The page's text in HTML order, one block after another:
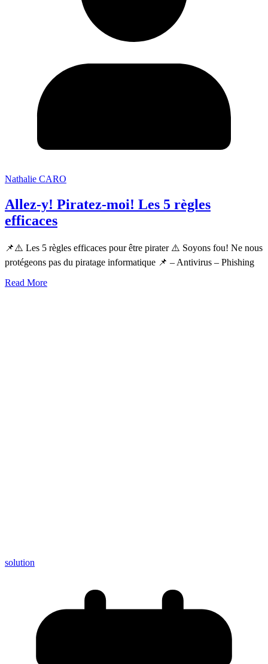
Nathalie CARO
Allez-y! Piratez-moi! Les 5 règles
efficaces
📌⚠️ Les 5 règles efficaces pour être pirater ⚠️ Soyons fou! Ne nous
protégeons pas du piratage informatique 📌 – Antivirus – Phishing
Read More
solution